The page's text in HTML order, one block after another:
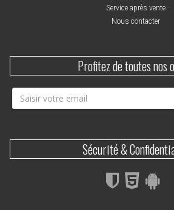
Service après vente
Nous contacter
Profitez de toutes nos
Sécurité &